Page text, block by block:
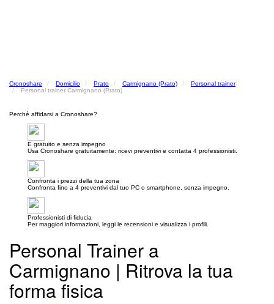
Cronoshare Domicilio Prato Carmignano (Prato)
Personal trainer
Personal trainer Carmignano (Prato)
Perché affidarsi a Cronoshare?
E gratuito e senza impegno
Usa Cronoshare gratuitamente: ricevi preventivi e contatta 4 professionisti.
Confronta i prezzi della tua zona
Confronta fino a 4 preventivi dal tuo PC o smartphone, senza impegno.
Professionisti di fiducia
Per maggiori informazioni, leggi le recensioni e visualizza i profili.
Personal Trainer a
Carmignano | Ritrova la tua
forma fisica